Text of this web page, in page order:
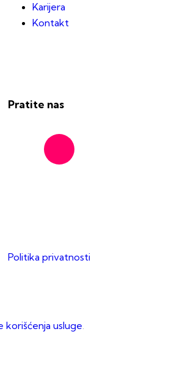
Karijera
Kontakt
Pratite nas
Politika privatnosti
korišćenja usluge